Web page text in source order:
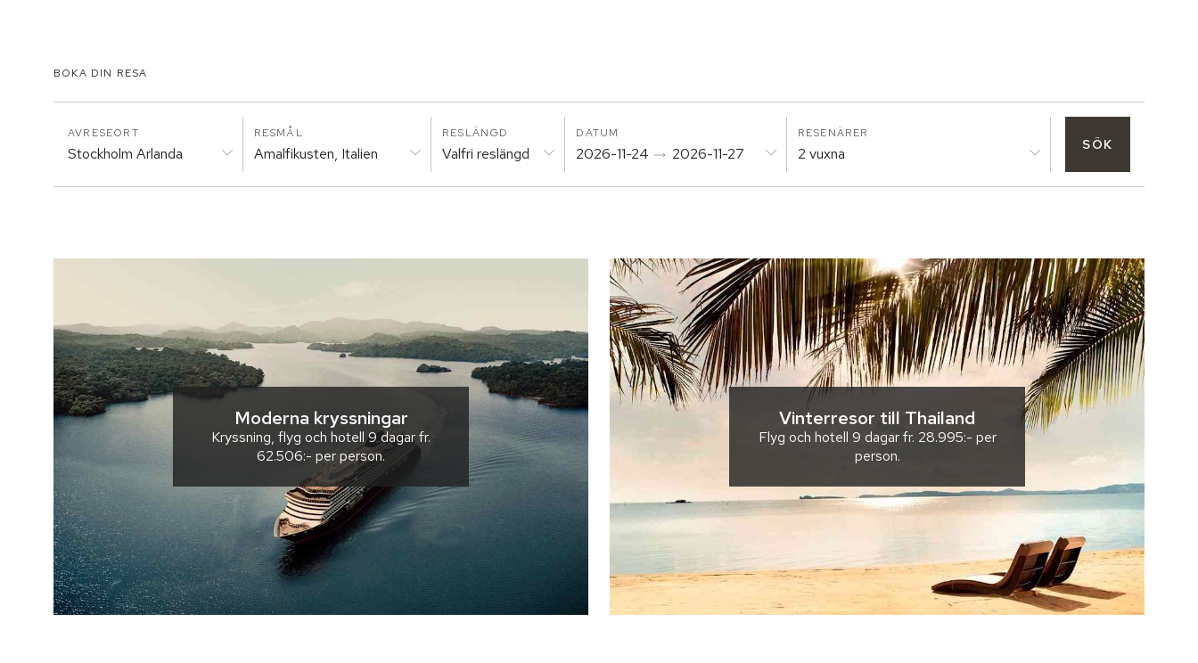
BOKA DIN RESA
AVRESEORT
Stockholm Arlanda
RESMÅL
Amalfikusten, Italien
RESLÄNGD
Valfri reslängd
DATUM
2026-11-24 2026-11-27
RESENÄRER
2 vuxna SÖK
Moderna kryssningar
Kryssning, flyg och hotell9 dagarfr.
62.506:- per person.
Vinterresor till Thailand
Flyg och hotell 9 dagarfr. 28.995:- per
person.